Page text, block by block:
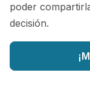
poder
decisión.